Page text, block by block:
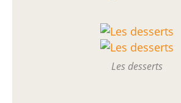
Les desserts